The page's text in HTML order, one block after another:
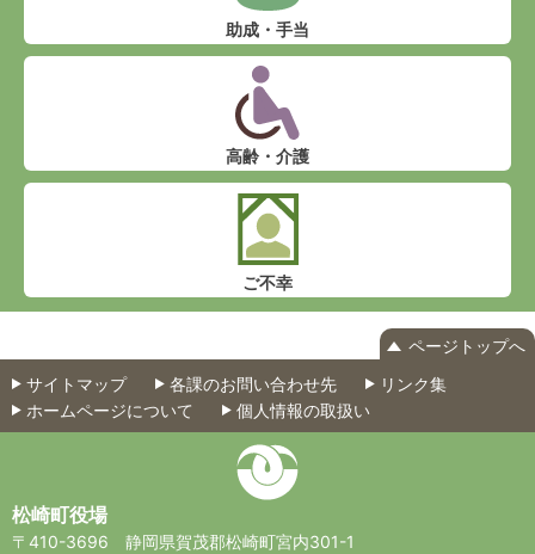
助成・手当
高齢・介護
ご不幸
ページトップへ
サイトマップ
各課のお問い合わせ先
リンク集
ホームページについて
個人情報の取扱い
松崎町役場
〒410-3696
静岡県賀茂郡松崎町宮内301-1